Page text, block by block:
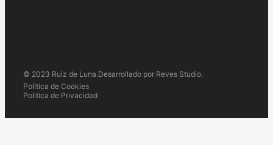
© 2023 Ruiz de Luna.Desarrollado por Reves Studio.
Politica de Cookies
Politica de Privacidad